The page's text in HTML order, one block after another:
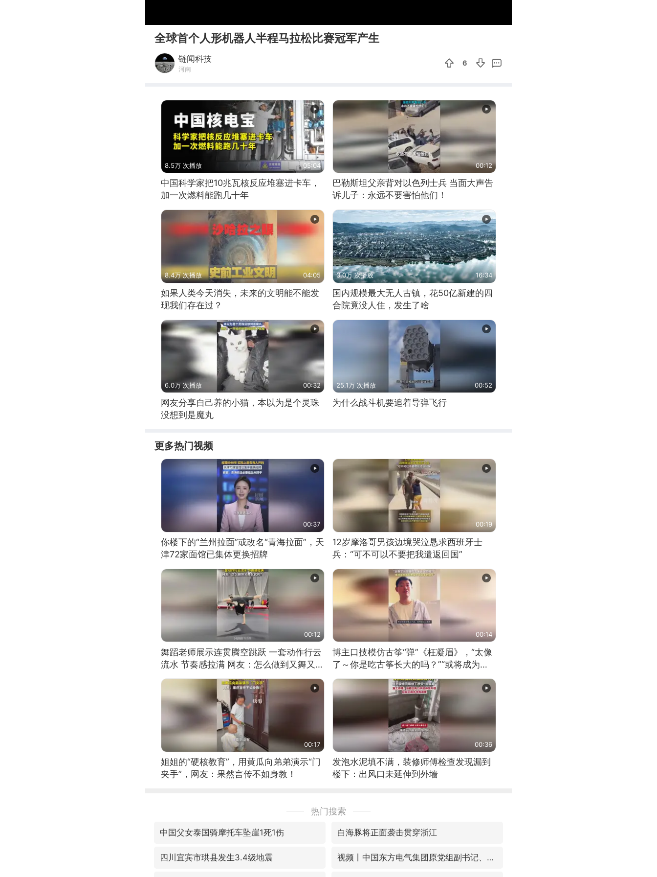
全球首个人形机器人半程马拉松比赛冠军产生
链闻科技
河南
6
8.5万 次播放 05:04
中国科学家把10兆瓦核反应堆塞进卡车，
加一次燃料能跑几十年
00:12
巴勒斯坦父亲背对以色列士兵 当面大声告
诉儿子：永远不要害怕他们！
8.4万 次播放 04:05
如果人类今天消失，未来的文明能不能发
现我们存在过？
3.0万 次播放 16:34
国内规模最大无人古镇，花50亿新建的四
合院竟没人住，发生了啥
6.0万 次播放 00:32
网友分享自己养的小猫，本以为是个灵珠
没想到是魔丸
25.1万 次播放 00:52
为什么战斗机要追着导弹飞行
更多热门视频
00:37
你楼下的“兰州拉面”或改名“青海拉面”，天
津72家面馆已集体更换招牌
00:19
12岁摩洛哥男孩边境哭泣恳求西班牙士
兵：“可不可以不要把我遣返回国”
00:12
舞蹈老师展示连贯腾空跳跃 一套动作行云
流水 节奏感拉满 网友：怎么做到又舞又武
的？
00:14
博主口技模仿古筝“弹”《枉凝眉》，“太像
了～你是吃古筝长大的吗？”“或将成为首
位考级不带古筝的选手。”（来源：新华每
00:17
姐姐的“硬核教育”，用黄瓜向弟弟演示“门
夹手”，网友：果然言传不如身教！
00:36
发泡水泥填不满，装修师傅检查发现漏到
楼下：出风口未延伸到外墙
热门搜索
中国父女泰国骑摩托车坠崖1死1伤 白海豚将正面袭击贯穿浙江
四川宜宾市珙县发生3.4级地震 视频丨中国东方电气集团原党组副书记、董事宋致远被查